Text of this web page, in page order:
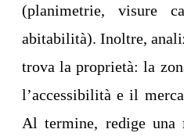
(planimetrie, visure
abitabilità). Inoltre,
trova la proprietà: la
l’accessibilità e il
Al termine, redige una